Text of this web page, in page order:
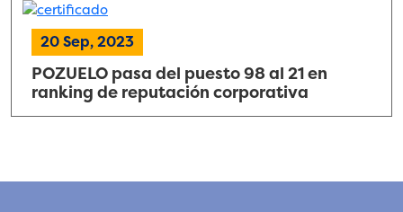
20 Sep, 2023
POZUELO pasa del puesto 98 al 21 en
ranking de reputación corporativa